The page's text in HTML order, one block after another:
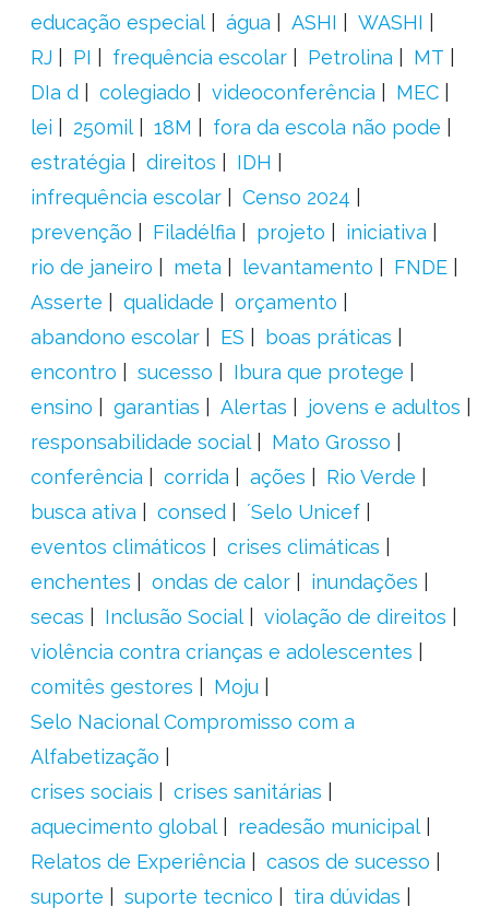
educação especial
água ASHI
WASHI
RJ
PI frequência escolar Petrolina
MT
DIa d
colegiado videoconferência
MEC
lei
250mil 18M
fora da escola não pode
estratégia
direitos
IDH
infrequência escolar
Censo 2024
prevenção
Filadélfia projeto
iniciativa
rio de janeiro
meta levantamento
FNDE
Asserte
qualidade
orçamento
abandono escolar
ES
boas práticas
encontro
sucesso
Ibura que protege
ensino
garantias Alertas
jovens e adultos
responsabilidade social
Mato Grosso
conferência
corrida ações
Rio Verde
busca ativa
consed
´Selo Unicef
eventos climáticos
crises climáticas
enchentes
ondas de calor
inundações
secas
Inclusão Social
violação de direitos
violência contra crianças e adolescentes
comitês gestores
Moju
Selo Nacional Compromisso com a
Alfabetização
crises sociais
crises sanitárias
aquecimento global
readesão municipal
Relatos de Experiência
casos de sucesso
suporte
suporte tecnico
tira dúvidas